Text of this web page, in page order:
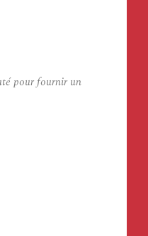
pour fournir un